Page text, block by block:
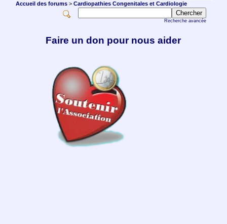
Accueil des forums> Cardiopathies Congenitales et Cardiologie
Recherche avancée
Faire un don pour nous aider